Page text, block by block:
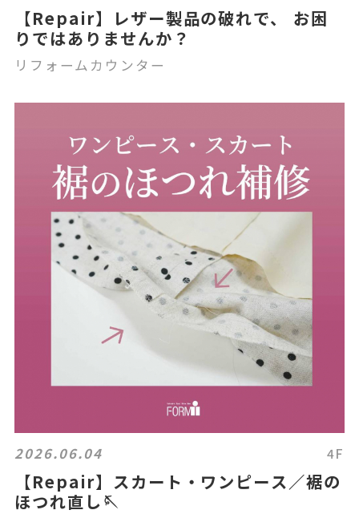
【Repair】レザー製品の破れで、 お困
りではありませんか？
リフォームカウンター
2026.06.04 4F
【Repair】スカート・ワンピース／裾の
ほつれ直し🪡